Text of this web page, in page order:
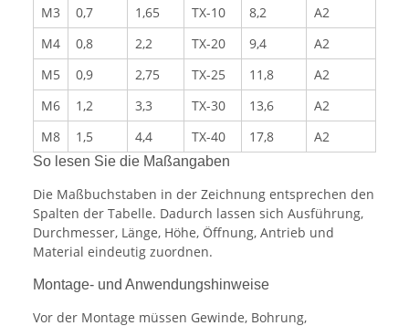
M3 0,7 1,65 TX-10 8,2
A2
M4
0,8 2,2 TX-20 9,4
A2
M5
0,9 2,75 TX-25 11,8
A2
M6
1,2 3,3 TX-30 13,6
A2
M8
1,5 4,4 TX-40 17,8 A2
So lesen Sie die Maßangaben
Die Maßbuchstaben in der Zeichnung entsprechen den
Spalten der Tabelle. Dadurch lassen sich Ausführung,
Durchmesser, Länge, Höhe, Öffnung, Antrieb und
Material eindeutig zuordnen.
Montage- und Anwendungshinweise
Vor der Montage müssen Gewinde, Bohrung,